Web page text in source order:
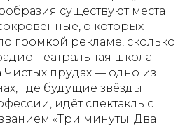
существуют места
о которых
громкой рекламе, сколько
Театральная школа
Чистых прудах — одно из
где будущие звёзды
идёт спектакль с
«Три минуты. Два